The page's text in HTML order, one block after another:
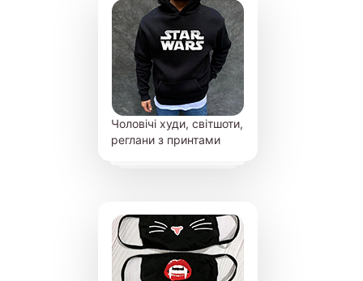
Чоловічі худи, світшоти,
реглани з принтами